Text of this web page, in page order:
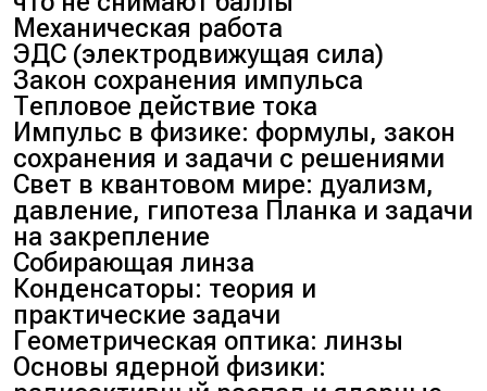
Механическая работа
ЭДС (электродвижущая сила)
Закон сохранения импульса
Тепловое действие тока
Импульс в физике: формулы, закон
сохранения и задачи с решениями
Свет в квантовом мире: дуализм,
давление, гипотеза Планка и задачи
на закрепление
Собирающая линза
Конденсаторы: теория и
практические задачи
Геометрическая оптика: линзы
Основы ядерной физики: